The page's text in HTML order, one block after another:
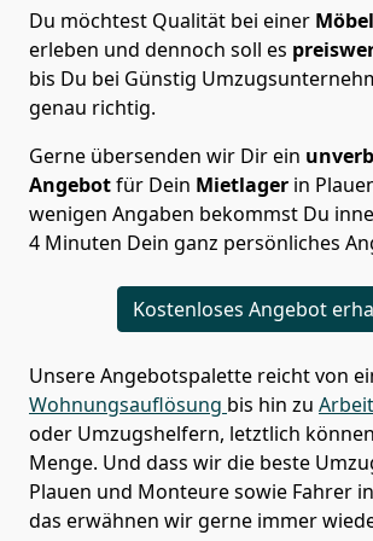
Du möchtest Qualität bei einer
erleben und dennoch soll es
bis Du bei Günstig
genau richtig.
Gerne übersenden wir Dir ein
Angebotfür Dein Mietlager in
wenigen Angaben bekommst Du
4 Minuten Dein ganz persönliches
Kostenloses Angebot
Unsere Angebotspalette reicht von
Wohnungsauflösung bis hin zu
oder Umzugshelfern, letztlich
Menge. Und dass wir die beste
Plauen und Monteure sowie Fahrer
das erwähnen wir gerne immer